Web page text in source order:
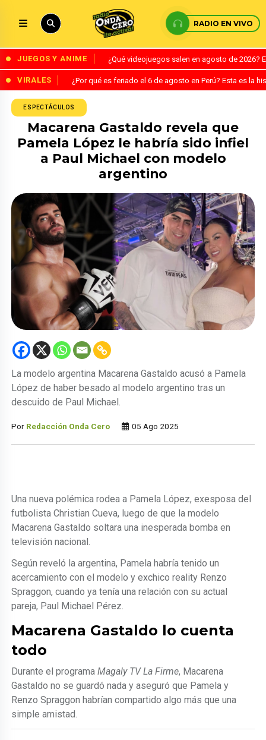
RADIO EN VIVO
JUEGOS Y ANIME ¿Qué videojuegos salen en agosto de
VIRALES ¿Por qué es feriado el 6 de agosto en Perú? Esta es la
ESPECTÁCULOS
Macarena Gastaldo revela que
Pamela López le habría sido infiel
a Paul Michael con modelo
argentino
La modelo argentina Macarena Gastaldo acusó a Pamela
López de haber besado al modelo argentino tras un
descuido de Paul Michael.
Por Redacción Onda Cero 05 Ago 2025
Una nueva polémica rodea a Pamela López, exesposa del
futbolista Christian Cueva, luego de que la modelo
Macarena Gastaldo soltara una inesperada bomba en
televisión nacional.
Según reveló la argentina, Pamela habría tenido un
acercamiento con el modelo y exchico reality Renzo
Spraggon, cuando ya tenía una relación con su actual
pareja, Paul Michael Pérez.
Macarena Gastaldo lo cuenta
todo
Durante el programaMagaly TV La Firme, Macarena
Gastaldo no se guardó nada y aseguró que Pamela y
Renzo Spraggon habrían compartido algo más que una
simple amistad.